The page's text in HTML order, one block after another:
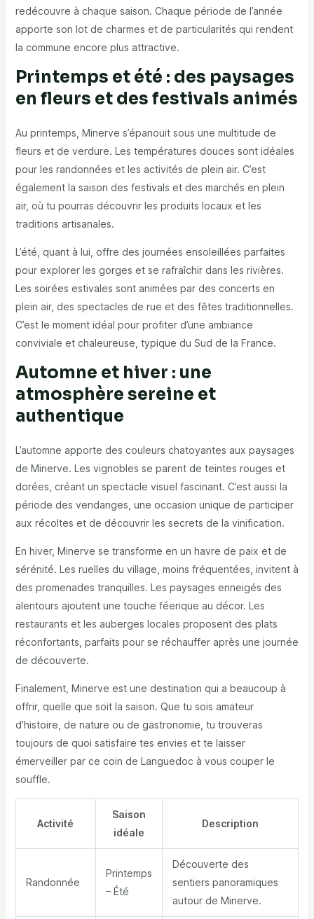
redécouvre à chaque saison. Chaque période de l’année
apporte son lot de charmes et de particularités qui rendent
la commune encore plus attractive.
Printemps et été : des paysages
en fleurs et des festivals animés
Au printemps, Minerve s’épanouit sous une multitude de
fleurs et de verdure. Les températures douces sont idéales
pour les randonnées et les activités de plein air. C’est
également la saison des festivals et des marchés en plein
air, où tu pourras découvrir les produits locaux et les
traditions artisanales.
L’été, quant à lui, offre des journées ensoleillées parfaites
pour explorer les gorges et se rafraîchir dans les rivières.
Les soirées estivales sont animées par des concerts en
plein air, des spectacles de rue et des fêtes traditionnelles.
C’est le moment idéal pour profiter d’une ambiance
conviviale et chaleureuse, typique du Sud de la France.
Automne et hiver : une
atmosphère sereine et
authentique
L’automne apporte des couleurs chatoyantes aux paysages
de Minerve. Les vignobles se parent de teintes rouges et
dorées, créant un spectacle visuel fascinant. C’est aussi la
période des vendanges, une occasion unique de participer
aux récoltes et de découvrir les secrets de la vinification.
En hiver, Minerve se transforme en un havre de paix et de
sérénité. Les ruelles du village, moins fréquentées, invitent à
des promenades tranquilles. Les paysages enneigés des
alentours ajoutent une touche féerique au décor. Les
restaurants et les auberges locales proposent des plats
réconfortants, parfaits pour se réchauffer après une journée
de découverte.
Finalement, Minerve est une destination qui a beaucoup à
offrir, quelle que soit la saison. Que tu sois amateur
d’histoire, de nature ou de gastronomie, tu trouveras
toujours de quoi satisfaire tes envies et te laisser
émerveiller par ce coin de Languedoc à vous couper le
souffle.
Activité
Saison
idéale
Description
Randonnée
Printemps
– Été
Découverte des
sentiers panoramiques
autour de Minerve.